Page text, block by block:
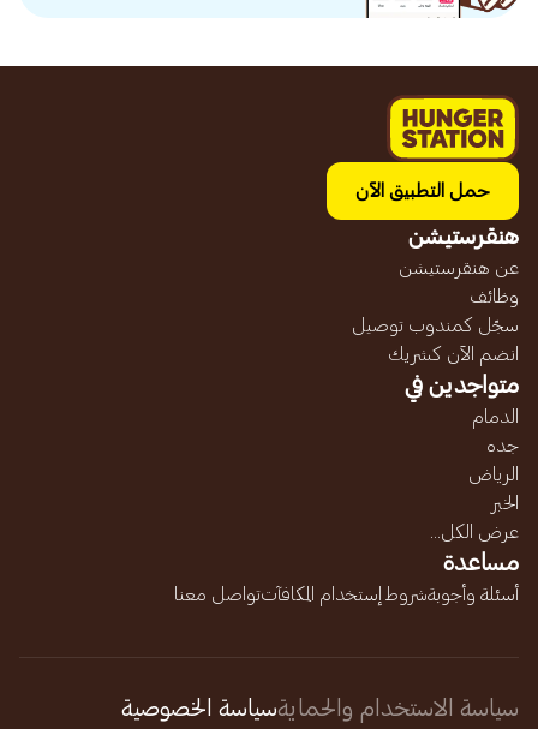
حمل التطبيق الآن
هنقرستيشن
عن هنقرستيشن
وظائف
سجّل كمندوب توصيل
انضم الآن كشريك
متواجدين في
الدمام
جده
الرياض
الخبر
عرض الكل...
مساعدة
أسئلة وأجوبةشروط إستخدام المكافآتتواصل معنا
سياسة الاستخدام والحمايةسياسة الخصوصية